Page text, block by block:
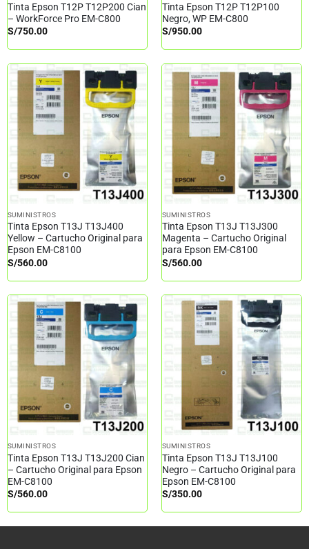
Tinta Epson T12P T12P200 Cian
– WorkForce Pro EM-C800
S/750.00
Tinta Epson T12P T12P100
Negro, WP EM-C800
S/950.00
SUMINISTROS
Tinta Epson T13J T13J400
Yellow – Cartucho Original para
Epson EM-C8100
S/560.00
SUMINISTROS
Tinta Epson T13J T13J300
Magenta – Cartucho Original
para Epson EM-C8100
S/560.00
SUMINISTROS
Tinta Epson T13J T13J200 Cian
– Cartucho Original para Epson
EM-C8100
S/560.00
SUMINISTROS
Tinta Epson T13J T13J100
Negro – Cartucho Original para
Epson EM-C8100
S/350.00